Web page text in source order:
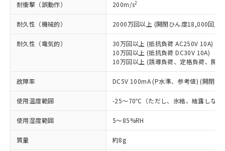
耐衝撃（誤動作） 200m/s2
耐久性（機械的） 2000万回以上 (開閉ひん度18,000回/h)
耐久性（電気的）
30万回以上 (抵抗負荷 AC250V 10A)
10万回以上 (抵抗負荷 DC30V 10A)
10万回以上 (誘導負荷、定格負荷、開
故障率 DC5V 100mA (P水準、参考値) (開閉
使用温度範囲 -25～70℃（ただし、氷結、結露しない
使用湿度範囲 5～85%RH
質量 約8g
正式な納期状況および標準価格はお客
様のお取引先、またはお客様担当のオ
ムロン制御機器販売店・当社販売員に
ご相談ください。
オムロン制御機器販売店や当社販売拠
販売ネットワーク
」をご確認
在庫状況および標準価格結果を当社の
事前の承諾なく第三者に漏洩または開
示しないようお願いします。
ビス）をご利用いただくには、I-Web
メンバーズにご登録されている必要が
ル) (DEHP)(別名：DOP) 1000ppm以下、フタル酸ブチ
ルベンジル（BBP） 1000ppm以下、フタル酸ジブチル
（DBP） 1000ppm以下、フタル酸ジイソブチル
(DIBP) 1000ppm以下
適用除外項目は除く。
フタル酸エステル類の４物質については閾値を超える意
図的な使用がないことを確認しています。
部品在庫の切り替え状況などにより、予定
月が前後することがあります。
ル類) : 1000ppm、
DBP(フタル酸ジブチル) : 1000ppm、 DIBP(フタル酸ジ
イソブチル) : 1000ppm、 BBP(フタル酸ブチルベンジ
DEHP(フタル酸ビス(2-エチルヘキシル)) : 1000ppm
※2 環境保護使用期限
「ｅ」：有害物質（10物質）のすべてが基
準値以下であることを示します。
「10」：通常の使用状況下において有害物
質が外部に漏えいし、環境に深刻な影響を
及ぼさない年数を意味します。
「－」：未確認です。当社販売部門へお問
当社は規制貨物を破棄する場合は、完
全に破砕するなど、違法に輸出されな
いよう必要な手段を講じます。
ル、化学兵器、生物兵器またはその他
武器並びにこれらの製造装置等に一切
使用いたしません。
当社は、貴社製品を第三者に販売する
場合は、上記1、2および3の内容を当
該第三者に通知します。また当社は、
販売先および販売に係わる関係者が違
法に輸出するおそれがある場合は、取
り引きをいたしません。
△ 一定数には満たないが在庫あり
－
在庫なし(最新の在庫状況につ
いては、お客様のお取引先、ま
たはお客様担当のオムロン制御
機器販売店・当社販売員にご確
認ください)
空
白
受注生産機種、また在庫状況の